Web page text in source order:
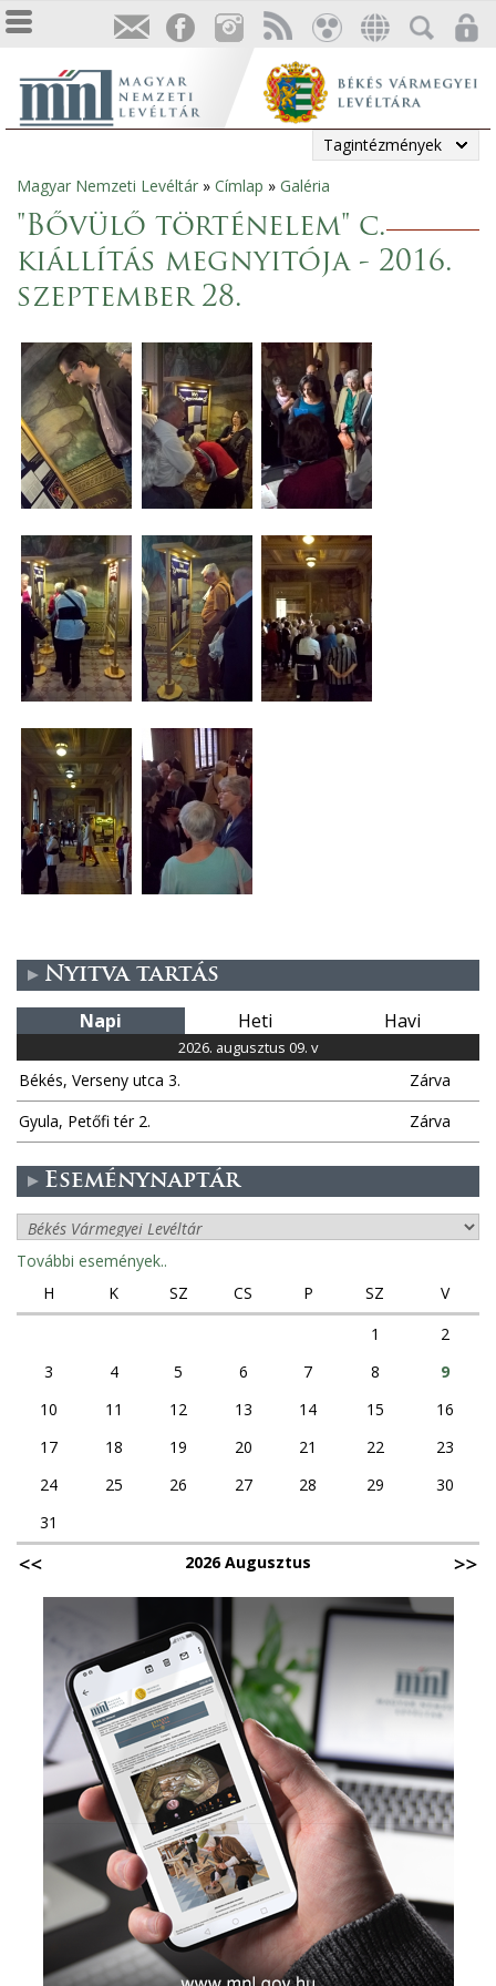
Tagintézmények
Jelenlegi
hely
Magyar Nemzeti Levéltár » Címlap » Galéria
"Bővülő történelem" c.
kiállítás megnyitója - 2016.
szeptember 28.
Nyitva tartás
Napi Heti Havi
2026. augusztus 09. v
Békés, Verseny utca 3.
Zárva
Gyula, Petőfi tér 2.
Zárva
Eseménynaptár
További események..
H
K SZ CS P SZ
V
1
2
3
4 5 6 7 8
9
10
11 12 13 14 15
16
17
18 19 20 21 22
23
24
25 26 27 28 29
30
31
2026 Augusztus